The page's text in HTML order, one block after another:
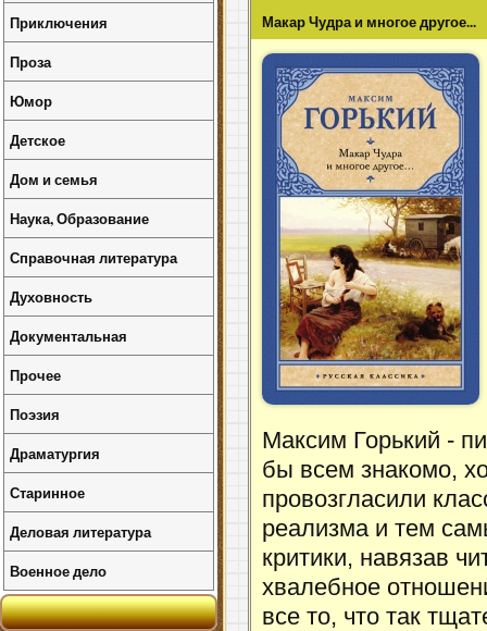
Макар Чудра и многое другое...
Максим Горький -
бы всем знакомо,
провозгласили
реализма и тем
критики, навязав
хвалебное
все то, что так
Приключения
Проза
Юмор
Детское
Дом и семья
Наука, Образование
Справочная литература
Духовность
Документальная
Прочее
Поэзия
Драматургия
Старинное
Деловая литература
Военное дело